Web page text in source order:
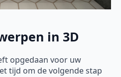
in 3D
opgedaan voor uw
tijd om de volgende stap